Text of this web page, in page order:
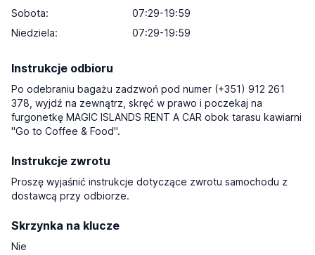
Sobota:
07:29-19:59
Niedziela: 07:29-19:59
Instrukcje odbioru
Po odebraniu bagażu zadzwoń pod numer (+351) 912 261
378, wyjdź na zewnątrz, skręć w prawo i poczekaj na
furgonetkę MAGIC ISLANDS RENT A CAR obok tarasu kawiarni
"Go to Coffee & Food".
Instrukcje zwrotu
Proszę wyjaśnić instrukcje dotyczące zwrotu samochodu z
dostawcą przy odbiorze.
Skrzynka na klucze
Nie